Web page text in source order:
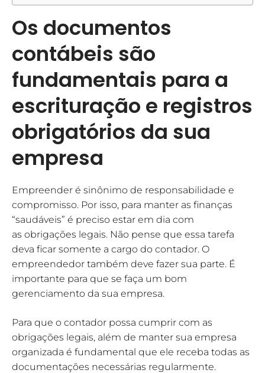
Os documentos
contábeis são
fundamentais para a
escrituração e registros
obrigatórios da sua
empresa
Empreender é sinônimo de responsabilidade e
compromisso. Por isso, para manter as finanças
“saudáveis” é preciso estar em dia com
as obrigações legais. Não pense que essa tarefa
deva ficar somente a cargo do contador. O
empreendedor também deve fazer sua parte. É
importante para que se faça um bom
gerenciamento da sua empresa.
Para que o contador possa cumprir com as
obrigações legais, além de manter sua empresa
organizada é fundamental que ele receba todas as
documentações necessárias regularmente.